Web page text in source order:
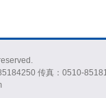
传真：0510-